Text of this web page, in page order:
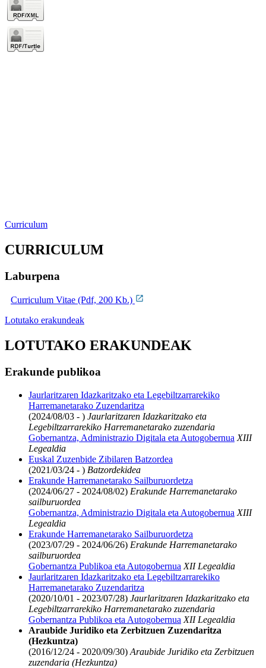
Curriculum
CURRICULUM
Laburpena
Curriculum Vitae (Pdf, 200 Kb.)
Lotutako erakundeak
LOTUTAKO ERAKUNDEAK
Erakunde publikoa
Jaurlaritzaren Idazkaritzako eta Legebiltzarrarekiko
Harremanetarako Zuzendaritza
(2024/08/03 - ) Jaurlaritzaren Idazkaritzako eta
Legebiltzarrarekiko Harremanetarako zuzendaria
Gobernantza, Administrazio Digitala eta Autogobernua XIII
Legealdia
Euskal Zuzenbide Zibilaren Batzordea
(2021/03/24 - ) Batzordekidea
Erakunde Harremanetarako Sailburuordetza
(2024/06/27 - 2024/08/02) Erakunde Harremanetarako
sailburuordea
Gobernantza, Administrazio Digitala eta Autogobernua XIII
Legealdia
Erakunde Harremanetarako Sailburuordetza
(2023/07/29 - 2024/06/26) Erakunde Harremanetarako
sailburuordea
Gobernantza Publikoa eta Autogobernua XII Legealdia
Jaurlaritzaren Idazkaritzako eta Legebiltzarrarekiko
Harremanetarako Zuzendaritza
(2020/10/01 - 2023/07/28) Jaurlaritzaren Idazkaritzako eta
Legebiltzarrarekiko Harremanetarako zuzendaria
Gobernantza Publikoa eta Autogobernua XII Legealdia
Araubide Juridiko eta Zerbitzuen Zuzendaritza
(Hezkuntza)
(2016/12/24 - 2020/09/30) Araubide Juridiko eta Zerbitzuen
zuzendaria (Hezkuntza)